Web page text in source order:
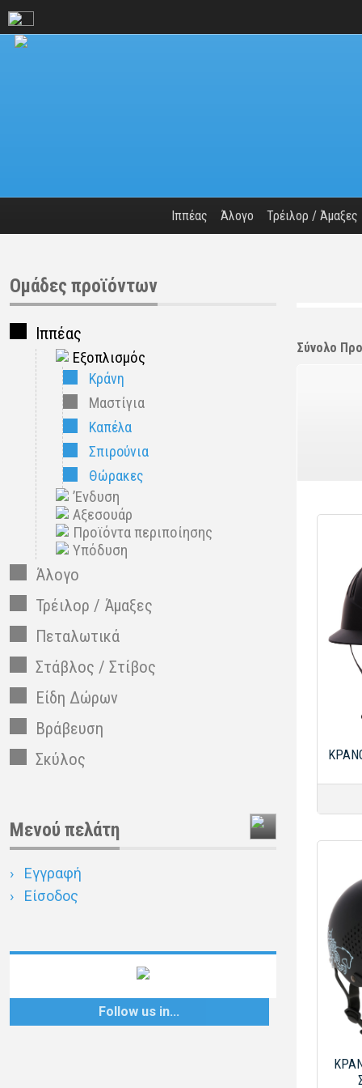
Ιππέας Άλογο Τρέιλορ / Άμαξες
Σύνολο
Ομάδες προϊόντων
Ιππέας
Εξοπλισμός
Κράνη
Μαστίγια
Καπέλα
Σπιρούνια
Θώρακες
’Ενδυση
Αξεσουάρ
Προϊόντα περιποίησης
Υπόδυση
Άλογο
Τρέιλορ / Άμαξες
Πεταλωτικά
Στάβλος / Στίβος
Είδη Δώρων
Βράβευση
Σκύλος
Μενού πελάτη
Εγγραφή
Είσοδος